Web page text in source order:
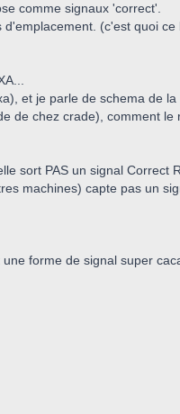
comme signaux 'correct'.
(c'est quoi ce
et je parle de schema de la
de chez crade), comment le
sort PAS un signal Correct
machines) capte pas un
forme de signal super